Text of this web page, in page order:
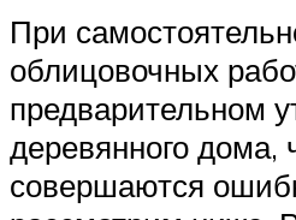
При
облицовочных
предварительном
деревянного дома,
совершаются